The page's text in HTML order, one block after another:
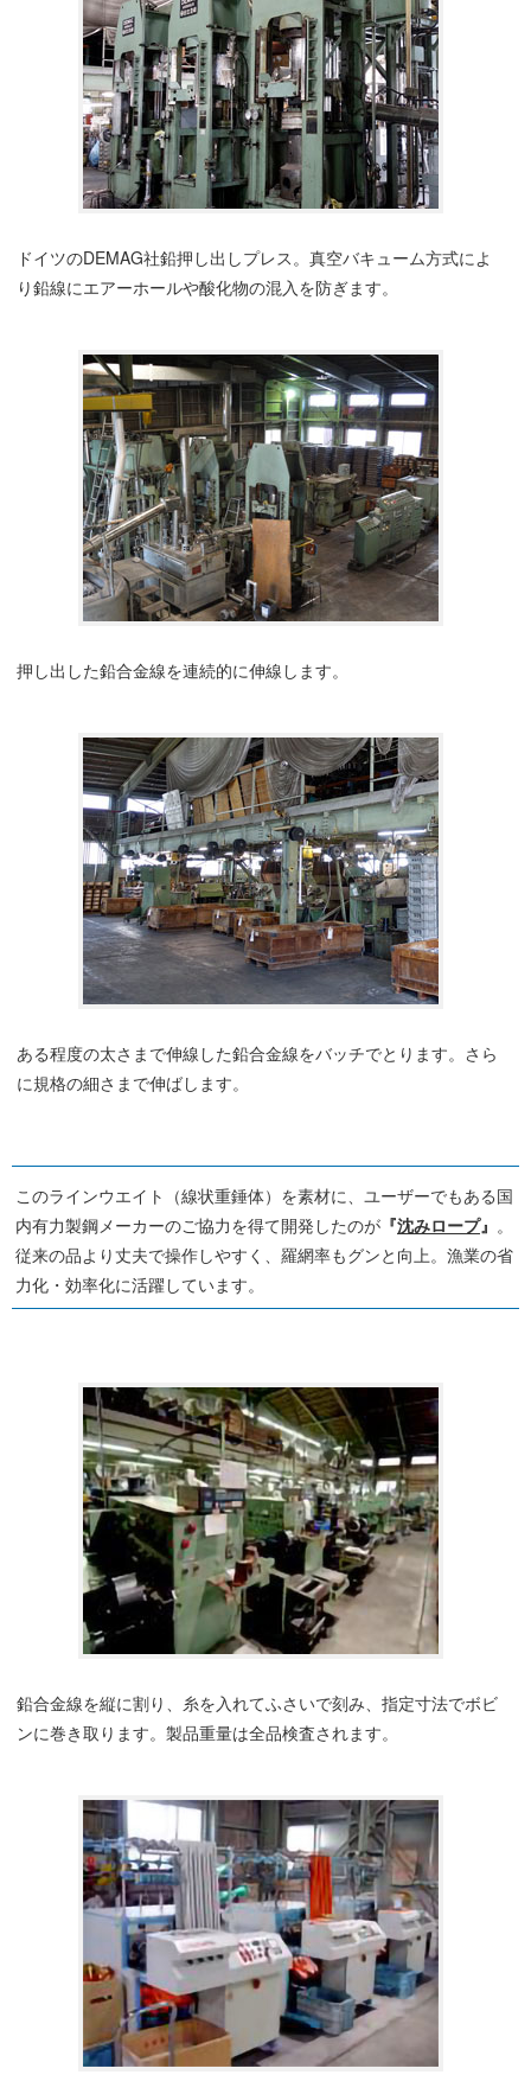
ドイツのDEMAG社鉛押し出しプレス。真空バキューム方式によ
り鉛線にエアーホールや酸化物の混入を防ぎます。
押し出した鉛合金線を連続的に伸線します。
ある程度の太さまで伸線した鉛合金線をバッチでとります。さら
に規格の細さまで伸ばします。
このラインウエイト（線状重錘体）を素材に、ユーザーでもある国
内有力製鋼メーカーのご協力を得て開発したのが 『沈みロープ』 。
従来の品より丈夫で操作しやすく、羅網率もグンと向上。漁業の省
力化・効率化に活躍しています。
鉛合金線を縦に割り、糸を入れてふさいで刻み、指定寸法でボビ
ンに巻き取ります。製品重量は全品検査されます。